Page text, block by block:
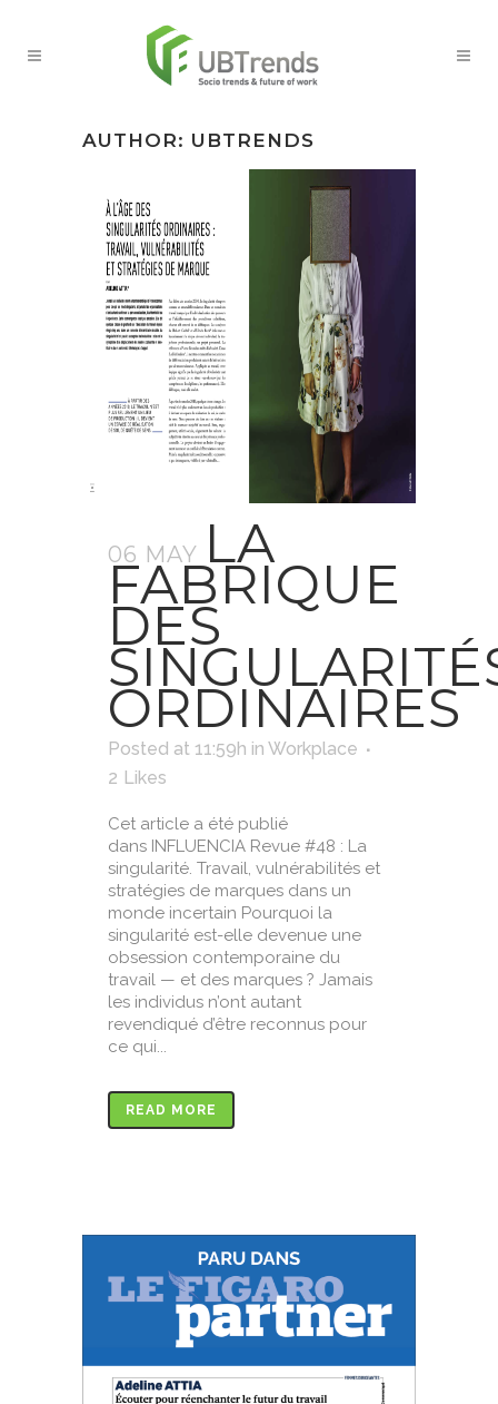
AUTHOR: UBTRENDS
06 MAY LA
FABRIQUE
DES
ORDINAIRES
Posted at 11:59h in Workplace
2 Likes
Cet article a été publié
dans INFLUENCIA Revue #48 : La
singularité. Travail, vulnérabilités et
stratégies de marques dans un
monde incertain Pourquoi la
singularité est-elle devenue une
obsession contemporaine du
travail — et des marques ? Jamais
les individus n’ont autant
revendiqué d’être reconnus pour
ce qui...
READ MORE